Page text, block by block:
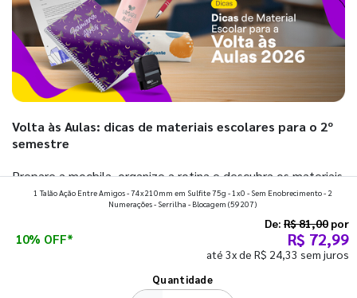
Volta às Aulas: dicas de materiais escolares para o 2º
semestre
Prepare a mochila, organize a rotina e descubra os materiais
que fazem toda diferença para começar o segundo
1 Talão Ação Entre Amigos - 74x210mm em Sulfite 75g - 1x0 - Sem Enobrecimento - 2
Numerações - Serrilha - Blocagem (59207)
10% OFF*
De: R$ 81,00 por
R$ 72,99
até 3x de R$ 24,33 sem juros
Quantidade